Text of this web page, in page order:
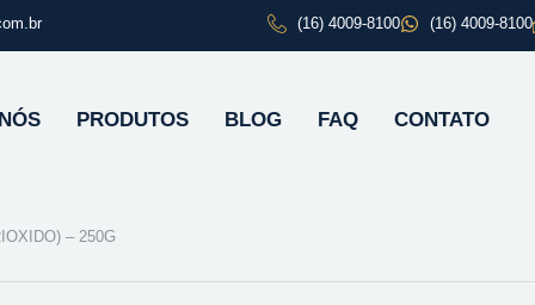
(16) 4009-8100 (16) 4009-8100
PRODUTOS BLOG FAQ CONTATO
– 250G